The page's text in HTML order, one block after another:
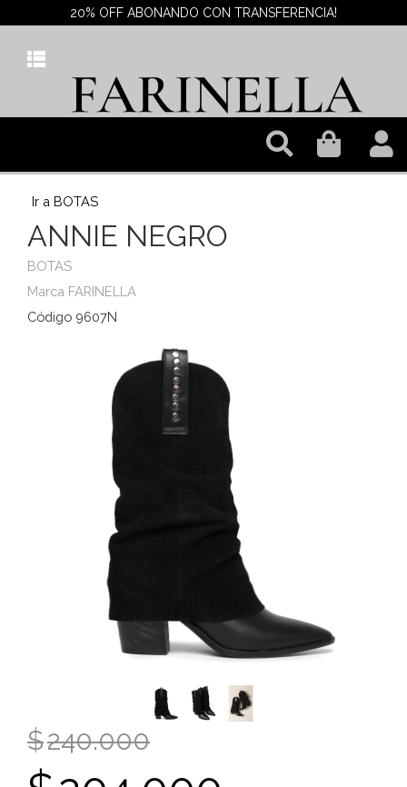
20% OFF ABONANDO CON TRANSFERENCIA!
Ir a BOTAS
ANNIE NEGRO
BOTAS
Marca FARINELLA
Código 9607N
$240.000